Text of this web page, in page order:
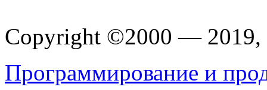
Copyright ©2000 —
Программирование и